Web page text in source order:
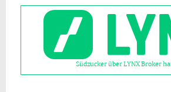
Südzucker über LYNX Broker